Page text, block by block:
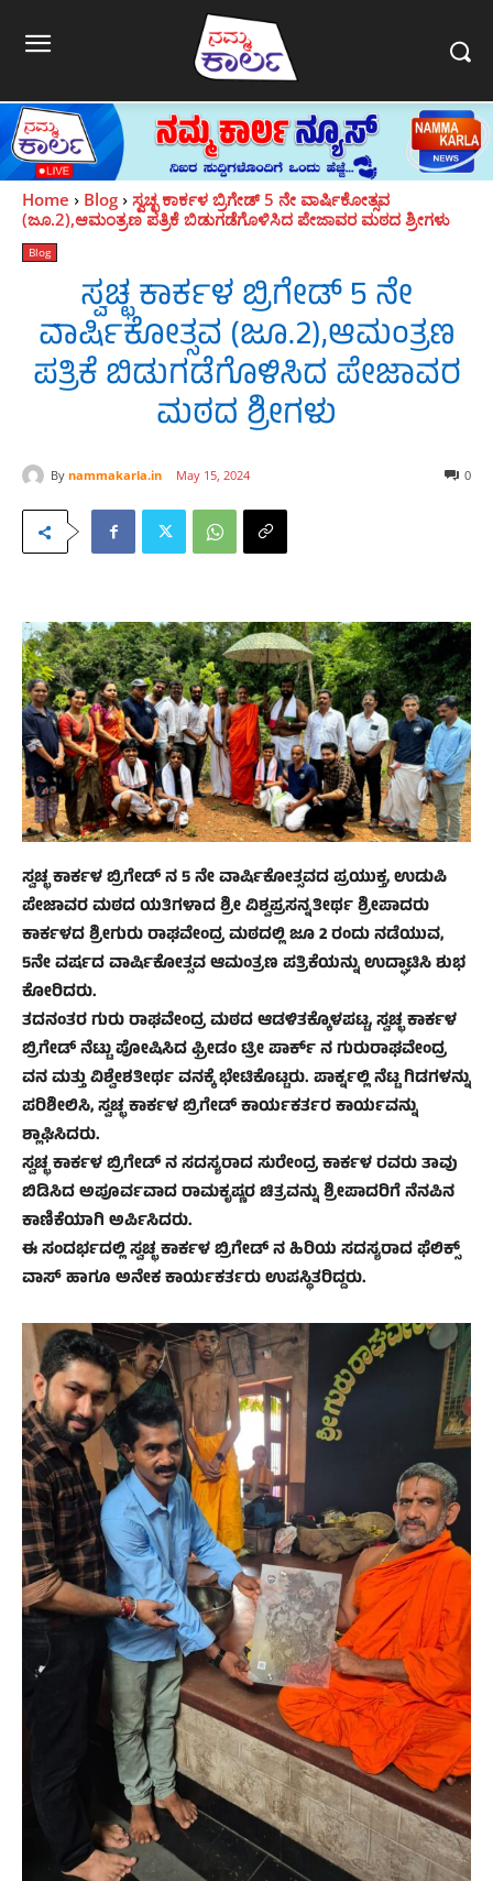
Home Blog
ಸ್ವಚ್ಛ ಕಾರ್ಕಳ ಬ್ರಿಗೇಡ್ 5 ನೇ ವಾರ್ಷಿಕೋತ್ಸವ
(ಜೂ.2),ಆಮಂತ್ರಣ‌ ಪತ್ರಿಕೆ ಬಿಡುಗಡೆಗೊಳಿಸಿದ ಪೇಜಾವರ ಮಠದ‌ ಶ್ರೀಗಳು
Blog
ಸ್ವಚ್ಛ ಕಾರ್ಕಳ ಬ್ರಿಗೇಡ್ 5 ನೇ
ವಾರ್ಷಿಕೋತ್ಸವ (ಜೂ.2),ಆಮಂತ್ರಣ‌
ಪತ್ರಿಕೆ ಬಿಡುಗಡೆಗೊಳಿಸಿದ ಪೇಜಾವರ
ಮಠದ‌ ಶ್ರೀಗಳು
By nammakarla.in May 15, 2024 0
ಸ್ವಚ್ಛ ಕಾರ್ಕಳ ಬ್ರಿಗೇಡ್ ನ 5 ನೇ ವಾರ್ಷಿಕೋತ್ಸವದ ಪ್ರಯುಕ್ತ, ಉಡುಪಿ
ಪೇಜಾವರ ಮಠದ ಯತಿಗಳಾದ ಶ್ರೀ ವಿಶ್ವಪ್ರಸನ್ನತೀರ್ಥ ಶ್ರೀಪಾದರು
ಕಾರ್ಕಳದ ಶ್ರೀಗುರು ರಾಘವೇಂದ್ರ ಮಠದಲ್ಲಿ ಜೂ 2 ರಂದು ನಡೆಯುವ,
5ನೇ ವರ್ಷದ ವಾರ್ಷಿಕೋತ್ಸವ ಆಮಂತ್ರಣ ಪತ್ರಿಕೆಯನ್ನು ಉದ್ಘಾಟಿಸಿ ಶುಭ
ಕೋರಿದರು.
ತದನಂತರ ಗುರು ರಾಘವೇಂದ್ರ ಮಠದ ಆಡಳಿತಕ್ಕೊಳಪಟ್ಟ, ಸ್ವಚ್ಛ ಕಾರ್ಕಳ
ಬ್ರಿಗೇಡ್ ನೆಟ್ಟು ಪೋಷಿಸಿದ ಫ್ರೀಡಂ ಟ್ರೀ ಪಾರ್ಕ್ ನ ಗುರುರಾಘವೇಂದ್ರ
ವನ ಮತ್ತು ವಿಶ್ವೇಶತೀರ್ಥ ವನಕ್ಕೆ ಭೇಟಿಕೊಟ್ಟರು. ಪಾರ್ಕ್ನಲ್ಲಿ ನೆಟ್ಟ ಗಿಡಗಳನ್ನು
ಪರಿಶೀಲಿಸಿ, ಸ್ವಚ್ಛ ಕಾರ್ಕಳ ಬ್ರಿಗೇಡ್ ಕಾರ್ಯಕರ್ತರ ಕಾರ್ಯವನ್ನು
ಶ್ಲಾಘಿಸಿದರು.
ಸ್ವಚ್ಛ ಕಾರ್ಕಳ ಬ್ರಿಗೇಡ್ ನ ಸದಸ್ಯರಾದ ಸುರೇಂದ್ರ ಕಾರ್ಕಳ ರವರು ತಾವು
ಬಿಡಿಸಿದ ಅಪೂರ್ವವಾದ ರಾಮಕೃಷ್ಣರ ಚಿತ್ರವನ್ನು ಶ್ರೀಪಾದರಿಗೆ ನೆನಪಿನ
ಕಾಣಿಕೆಯಾಗಿ ಅರ್ಪಿಸಿದರು.
ಈ ಸಂದರ್ಭದಲ್ಲಿ ಸ್ವಚ್ಛ ಕಾರ್ಕಳ ಬ್ರಿಗೇಡ್ ನ ಹಿರಿಯ ಸದಸ್ಯರಾದ ಫೆಲಿಕ್ಸ್
ವಾಸ್ ಹಾಗೂ ಅನೇಕ ಕಾರ್ಯಕರ್ತರು ಉಪಸ್ಥಿತರಿದ್ದರು.